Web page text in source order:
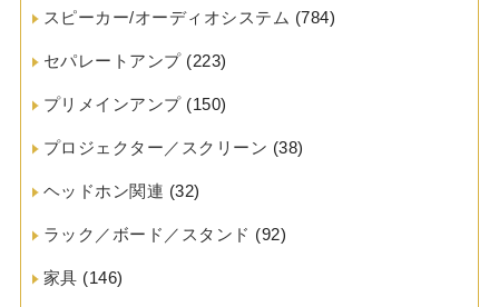
スピーカー/オーディオシステム (784)
セパレートアンプ(223)
プリメインアンプ(150)
プロジェクター／スクリーン (38)
ヘッドホン関連 (32)
ラック／ボード／スタンド (92)
家具 (146)